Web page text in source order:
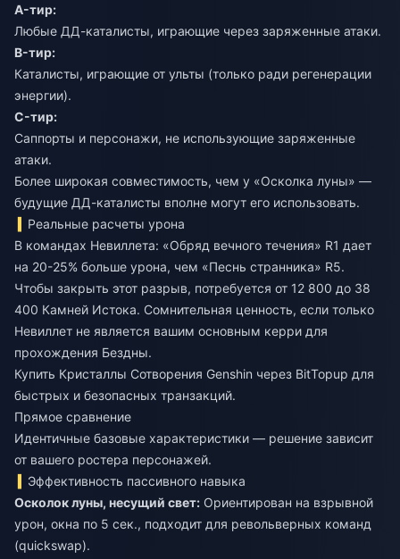
A-тир:
Любые ДД-каталисты, играющие через заряженные атаки.
B-тир:
Каталисты, играющие от ульты (только ради регенерации
энергии).
C-тир:
Саппорты и персонажи, не использующие заряженные
атаки.
Более широкая совместимость, чем у «Осколка луны» —
будущие ДД-каталисты вполне могут его использовать.
Реальные расчеты урона
В командах Невиллета: «Обряд вечного течения» R1 дает
на 20-25% больше урона, чем «Песнь странника» R5.
Чтобы закрыть этот разрыв, потребуется от 12 800 до 38
400 Камней Истока. Сомнительная ценность, если только
Невиллет не является вашим основным керри для
прохождения Бездны.
Купить Кристаллы Сотворения Genshin через BitTopup для
быстрых и безопасных транзакций.
Прямое сравнение
Идентичные базовые характеристики — решение зависит
от вашего ростера персонажей.
Эффективность пассивного навыка
Осколок луны, несущий свет: Ориентирован на взрывной
урон, окна по 5 сек., подходит для револьверных команд
(quickswap).